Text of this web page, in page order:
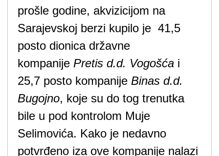
prošle godine, akvizicijom na
Sarajevskoj berzi kupilo je 41,5
posto dionica državne
kompanije Pretis d.d. Vogošća i
25,7 posto kompanije Binas d.d.
Bugojno, koje su do tog trenutka
bile u pod kontrolom Muje
Selimovića. Kako je nedavno
potvrđeno iza ove kompanije nalazi